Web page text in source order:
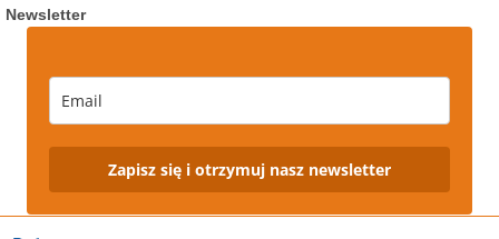
Newsletter
Zapisz się i otrzymuj nasz newsletter